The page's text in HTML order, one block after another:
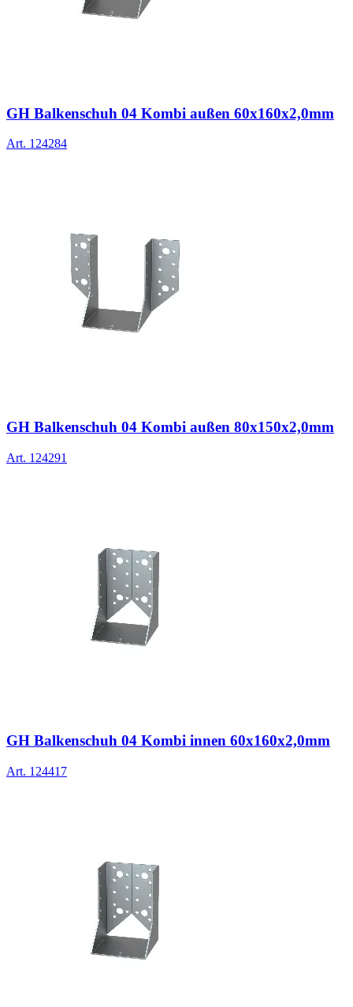
GH Balkenschuh 04 Kombi außen 60x160x2,0mm
Art. 124284
GH Balkenschuh 04 Kombi außen 80x150x2,0mm
Art. 124291
GH Balkenschuh 04 Kombi innen 60x160x2,0mm
Art. 124417